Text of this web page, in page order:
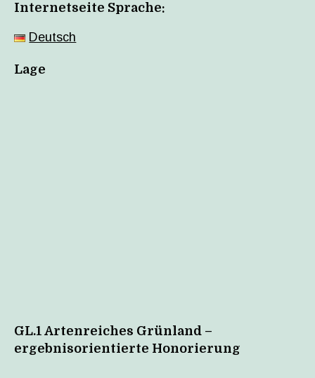
Internetseite Sprache:
Deutsch
Lage
GL.1 Artenreiches Grünland –
ergebnisorientierte Honorierung